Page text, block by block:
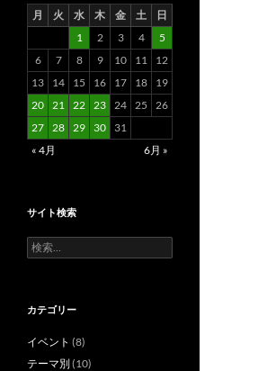
月 火 水 木 金 土
日
1
2 3 4
5
6
7 8 9 10 11
12
13
14 15 16 17 18
19
20 21 22 23 24 25
26
27 28 29 30
31
« 4月
6月 »
サイト検索
検
索:
カテゴリー
イベント (8)
テーマ別 (10)